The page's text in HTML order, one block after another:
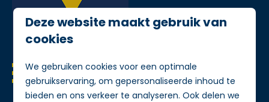
Deze website maakt gebruik van
cookies
We gebruiken cookies voor een optimale
gebruikservaring, om gepersonaliseerde inhoud te
bieden en ons verkeer te analyseren. Ook delen we